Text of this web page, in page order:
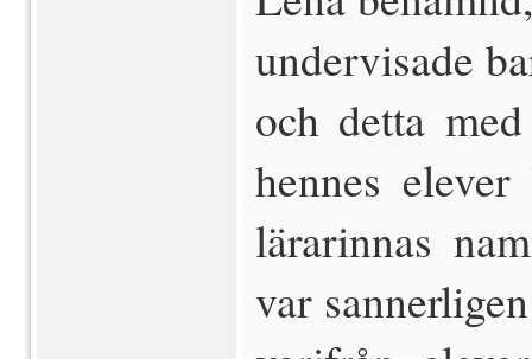
undervisade
och detta
hennes
lärarinnas
var